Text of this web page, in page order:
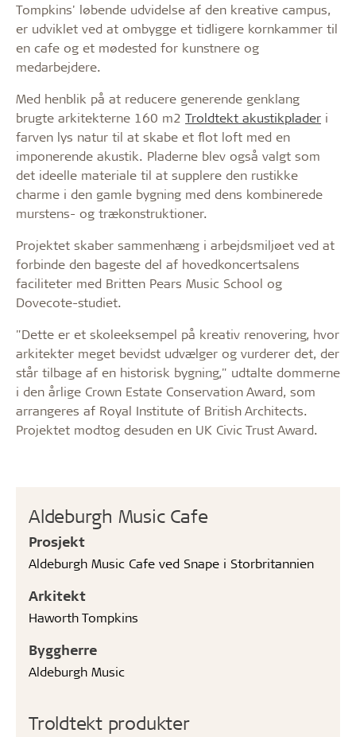
Aldeburgh Music Cafe
Prosjekt
Aldeburgh Music Cafe ved Snape i Storbritannien
Arkitekt
Haworth Tompkins
Byggherre
Aldeburgh Music
Troldtekt produkter
Tompkins' løbende udvidelse af den kreative campus,
er udviklet ved at ombygge et tidligere kornkammer til
en cafe og et mødested for kunstnere og
medarbejdere.
Med henblik på at reducere generende genklang
brugte arkitekterne 160 m2 Troldtekt akustikplader i
farven lys natur til at skabe et flot loft med en
imponerende akustik. Pladerne blev også valgt som
det ideelle materiale til at supplere den rustikke
charme i den gamle bygning med dens kombinerede
murstens- og trækonstruktioner.
Projektet skaber sammenhæng i arbejdsmiljøet ved at
forbinde den bageste del af hovedkoncertsalens
faciliteter med Britten Pears Music School og
Dovecote-studiet.
"Dette er et skoleeksempel på kreativ renovering, hvor
arkitekter meget bevidst udvælger og vurderer det, der
står tilbage af en historisk bygning," udtalte dommerne
i den årlige Crown Estate Conservation Award, som
arrangeres af Royal Institute of British Architects.
Projektet modtog desuden en UK Civic Trust Award.